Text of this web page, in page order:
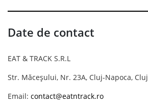
Date de contact
EAT & TRACK S.R.L
Str. Măceșului, Nr. 23A, Cluj-Napoca, Cluj
Email: contact@eatntrack.ro